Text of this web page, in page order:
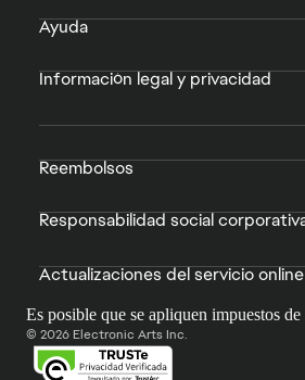
Ayuda
Información legal y privacidad
Reembolsos
Responsabilidad social
Actualizaciones del servicio online
Es posible que se apliquen impuestos
© 2026 Electronic Arts Inc.